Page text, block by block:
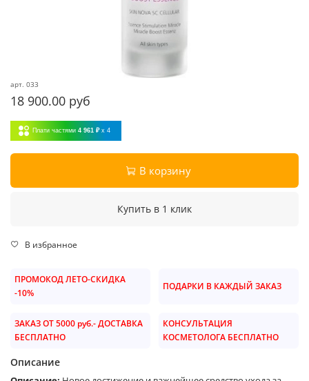
арт. 033
18 900.00 руб
Плати частями 4 961 ₽ x 4
В корзину
Купить в 1 клик
В избранное
ПРОМОКОД ЛЕТО-СКИДКА
-10%
ПОДАРКИ В КАЖДЫЙ ЗАКАЗ
ЗАКАЗ ОТ 5000 руб.- ДОСТАВКА
БЕСПЛАТНО
КОНСУЛЬТАЦИЯ
КОСМЕТОЛОГА БЕСПЛАТНО
Описание